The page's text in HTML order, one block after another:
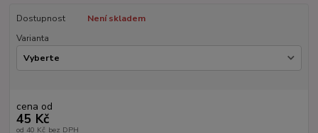
Dostupnost
Není skladem
Varianta
cena od
45 Kč
od 40 Kč bez DPH